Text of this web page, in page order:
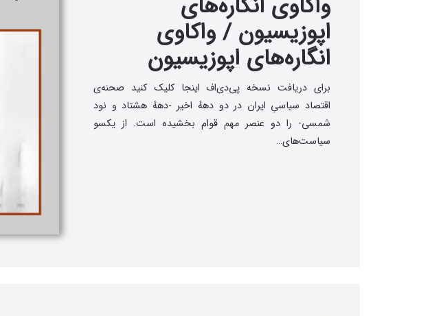
اپوزیسیون / واکاوی
انگاره‌های اپوزیسیون
برای دریافت نسخه پی‌دی‌اف اینجا کلیک کنید صحنه‌ی
اقتصاد سیاسیِ ایران در دو دههٔ اخیر -دههٔ هشتاد و نود
شمسی- را دو عنصر مهم قوام بخشیده‌ است. از یکسو
سیاست‌های…